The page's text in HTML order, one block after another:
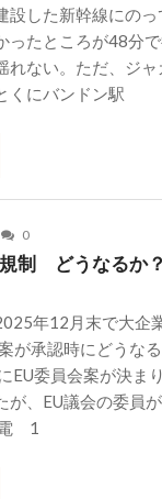
設した新幹線にの
ったところが48分
れない。ただ、ジ
くにバンドン駅
0
規制 どうなるか
年12月末で大企
が承認時にどうな
EU委員会案が決ま
が、EU議会の委員
電 1